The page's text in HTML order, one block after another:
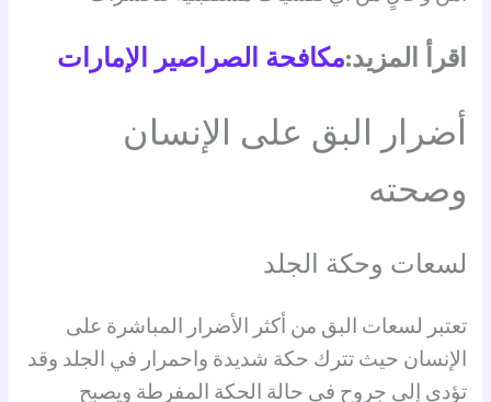
اقرأ المزيد:مكافحة الصراصير الإمارات
أضرار البق على الإنسان
وصحته
لسعات وحكة الجلد
تعتبر لسعات البق من أكثر الأضرار المباشرة على
الإنسان حيث تترك حكة شديدة واحمرار في الجلد وقد
تؤدي إلى جروح في حالة الحكة المفرطة ويصبح